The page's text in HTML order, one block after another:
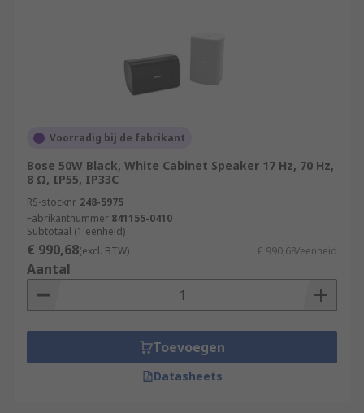
Voorradig bij de fabrikant
Bose 50W Black, White Cabinet Speaker 17 Hz, 70 Hz,
8 Ω, IP55, IP33C
RS-stocknr. 248-5975
Fabrikantnummer 841155-0410
Subtotaal (1 eenheid)
€ 990,68(excl. BTW) € 990,68/eenheid
Aantal
Toevoegen
Datasheets